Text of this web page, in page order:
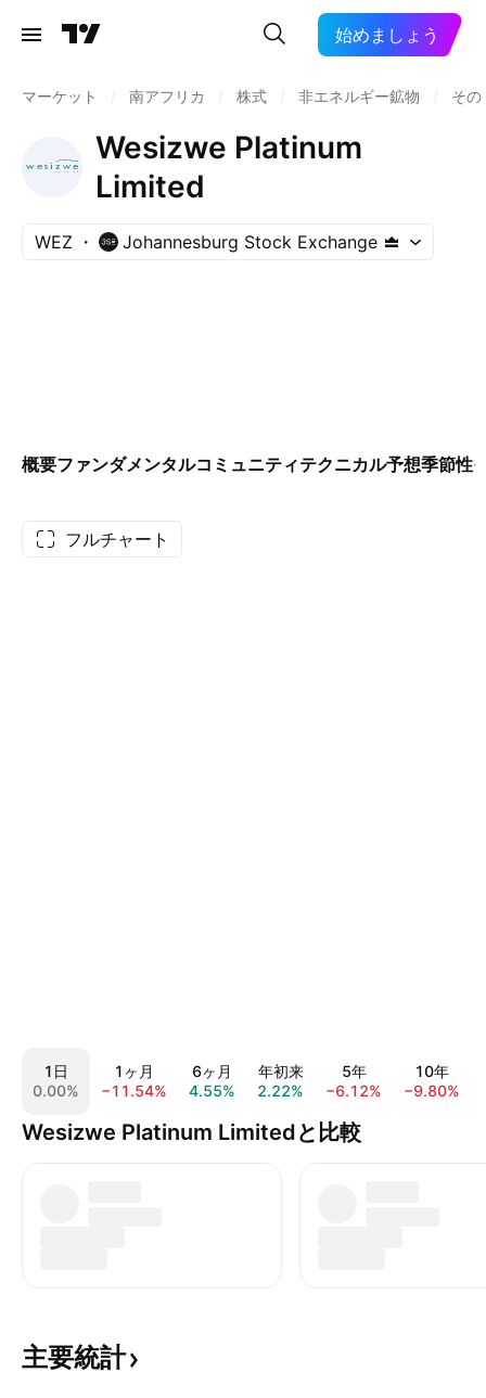
始めましょう
マーケット 南アフリカ 株式 非エネルギー鉱物 その
Wesizwe Platinum
Limited
WEZ Johannesburg Stock Exchange
概要ファンダメンタルコミュニティテクニカル予想季節性
フルチャート
1日
0.00%
1ヶ月
−11.54%
6ヶ月
4.55%
年初来
2.22%
5年
−6.12%
10年
−9.80%
Wesizwe Platinum Limitedと比較
主要統計